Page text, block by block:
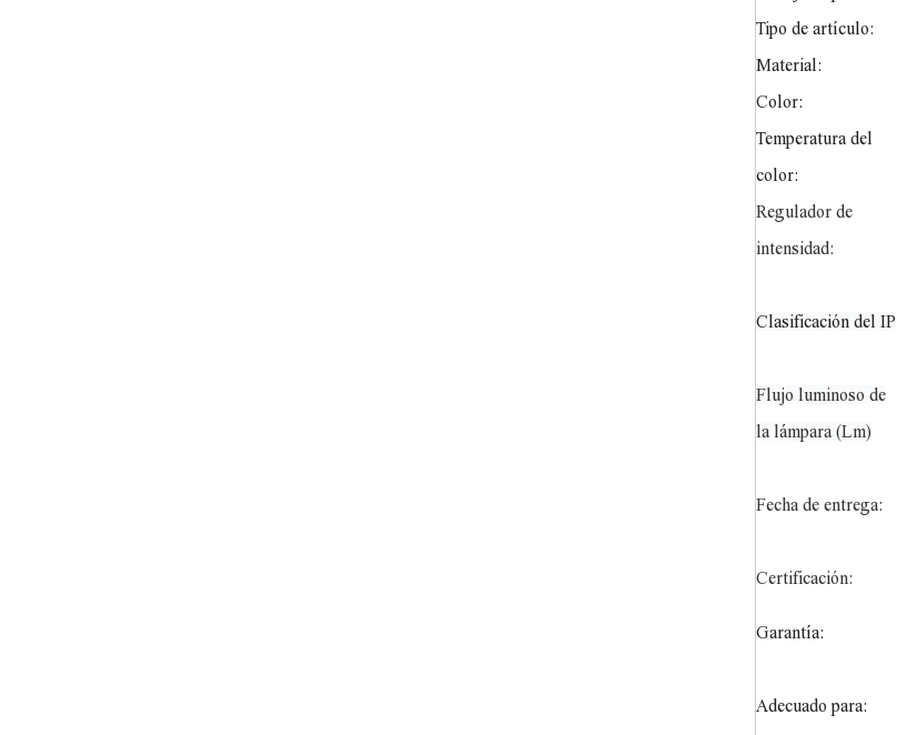
Tipo de artículo:
Material:
Color:
Temperatura del
color:
Regulador de
intensidad:
Clasificación del IP
Flujo luminoso de
la lámpara (Lm)
Fecha de entrega:
Certificación:
Garantía:
Adecuado para: